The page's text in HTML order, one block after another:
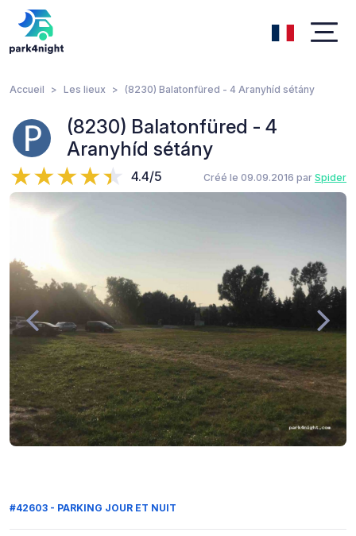
Accueil Les lieux (8230) Balatonfüred - 4 Aranyhíd sétány
(8230) Balatonfüred - 4
Aranyhíd sétány
4.4/5 Créé le 09.09.2016 par Spider
#42603 - PARKING JOUR ET NUIT